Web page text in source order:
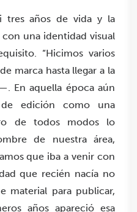
tres años de vida y la
una identidad visual
“Hicimos varios
marca hasta llegar a la
En aquella época aún
edición como una
de todos modos lo
de nuestra área,
que iba a venir con
que recién nacía no
material para publicar,
años apareció esa